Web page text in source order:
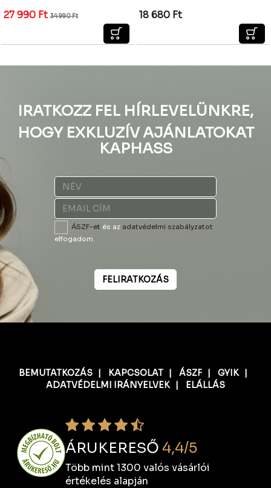
27 990 Ft 34 990Ft 18 680 Ft
IRATKOZZ FEL HÍRLEVELÜNKRE,
HOGY EXKLUZÍV AJÁNLATOKAT
KAPHASS
ÁSZF-et és az adatvédelmi szabályzatot
elfogadom.
FELIRATKOZÁS
BEMUTATKOZÁS| KAPCSOLAT| ÁSZF| GYIK|
ADATVÉDELMI IRÁNYELVEK | ELÁLLÁS
ÁRUKERESŐ 4,4/5
Több mint 1300 valós vásárlói
értékelés alapján